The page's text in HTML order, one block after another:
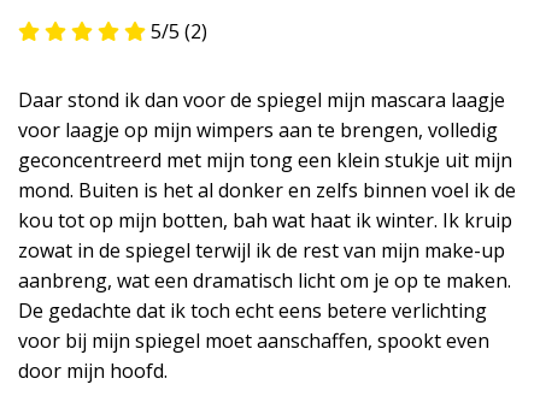
5/5 (2)
Daar stond ik dan voor de spiegel mijn mascara laagje
voor laagje op mijn wimpers aan te brengen, volledig
geconcentreerd met mijn tong een klein stukje uit mijn
mond. Buiten is het al donker en zelfs binnen voel ik de
kou tot op mijn botten, bah wat haat ik winter. Ik kruip
zowat in de spiegel terwijl ik de rest van mijn make-up
aanbreng, wat een dramatisch licht om je op te maken.
De gedachte dat ik toch echt eens betere verlichting
voor bij mijn spiegel moet aanschaffen, spookt even
door mijn hoofd.